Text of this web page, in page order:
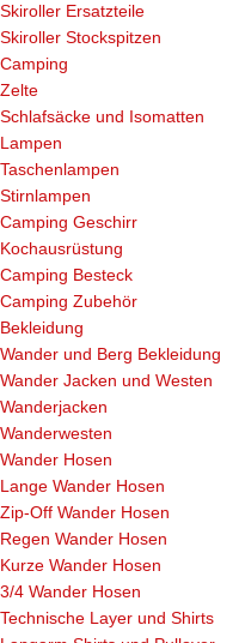
Skiroller Ersatzteile
Skiroller Stockspitzen
Camping
Zelte
Schlafsäcke und Isomatten
Lampen
Taschenlampen
Stirnlampen
Camping Geschirr
Kochausrüstung
Camping Besteck
Camping Zubehör
Bekleidung
Wander und Berg Bekleidung
Wander Jacken und Westen
Wanderjacken
Wanderwesten
Wander Hosen
Lange Wander Hosen
Zip-Off Wander Hosen
Regen Wander Hosen
Kurze Wander Hosen
3/4 Wander Hosen
Technische Layer und Shirts